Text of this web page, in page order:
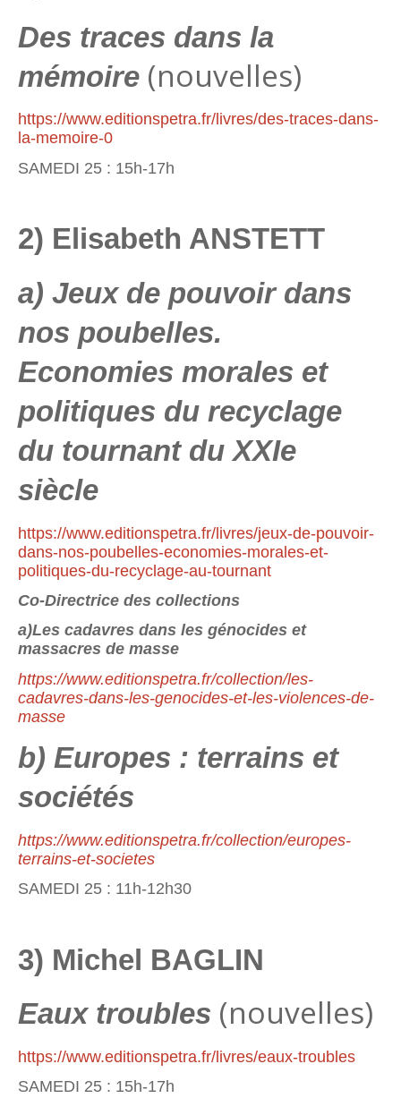
Des traces dans la
mémoire (nouvelles)
https://www.editionspetra.fr/livres/des-traces-dans-
la-memoire-0
SAMEDI 25 : 15h-17h
2) Elisabeth ANSTETT
a) Jeux de pouvoir dans
nos poubelles.
Economies morales et
politiques du recyclage
du tournant du XXIe
siècle
https://www.editionspetra.fr/livres/jeux-de-pouvoir-
dans-nos-poubelles-economies-morales-et-
politiques-du-recyclage-au-tournant
Co-Directrice des collections
a)Les cadavres dans les génocides et
massacres de masse
https://www.editionspetra.fr/collection/les-
cadavres-dans-les-genocides-et-les-violences-de-
masse
b) Europes : terrains et
sociétés
https://www.editionspetra.fr/collection/europes-
terrains-et-societes
SAMEDI 25 : 11h-12h30
3) Michel BAGLIN
Eaux troubles (nouvelles)
https://www.editionspetra.fr/livres/eaux-troubles
SAMEDI 25 : 15h-17h